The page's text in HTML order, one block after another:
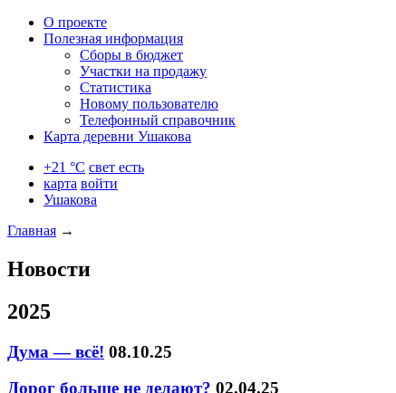
О проекте
Полезная информация
Сборы в бюджет
Участки на продажу
Статистика
Новому пользователю
Телефонный справочник
Карта деревни Ушакова
+21 °C свет есть
карта войти
Ушакова
Главная →
Новости
2025
Дума — всё! 08.10.25
Дорог больше не делают? 02.04.25